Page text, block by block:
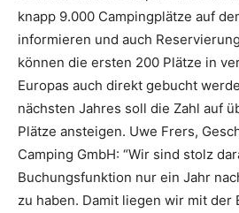
knapp 9.000 Campingplätze auf
informieren und auch
können die ersten 200 Plätze in
Europas auch direkt gebucht
nächsten Jahres soll die Zahl auf
Plätze ansteigen. Uwe Frers,
Camping GmbH: “Wir sind stolz
Buchungsfunktion nur ein Jahr
zu haben. Damit liegen wir mit der